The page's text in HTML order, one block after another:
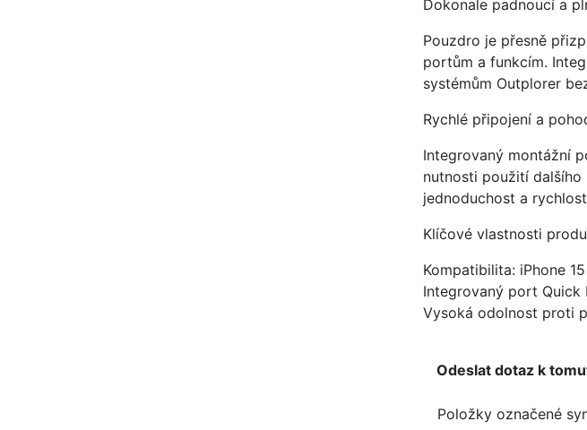
Dokonale padnoucí a
Pouzdro je přesně
portům a funkcím.
systémům Outplorer
Rychlé připojení a
Integrovaný montážní
nutnosti použití
jednoduchost a
Klíčové vlastnosti
Kompatibilita: iPhone
Integrovaný port Quick
Vysoká odolnost proti
Odeslat dotaz k
Položky označené